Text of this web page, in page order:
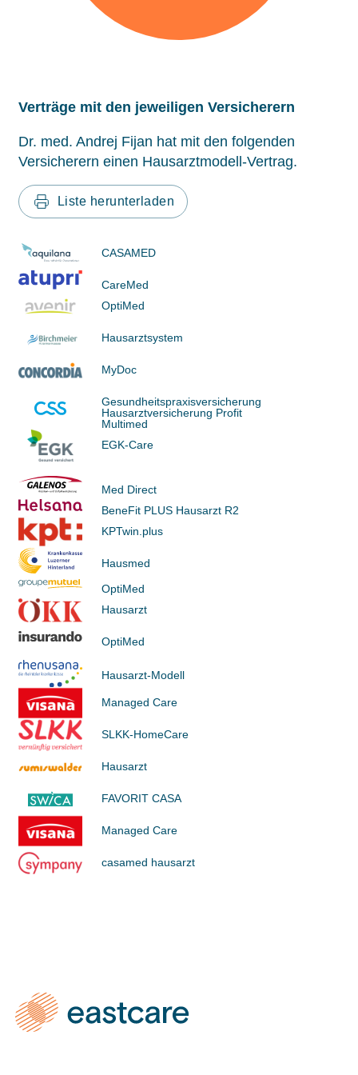
Verträge mit den jeweiligen Versicherern
Dr. med. Andrej Fijan hat mit den folgenden
Versicherern einen Hausarztmodell-Vertrag.
Liste herunterladen
CASAMED
CareMed
OptiMed
Hausarztsystem
MyDoc
Gesundheitspraxisversicherung
Hausarztversicherung Profit
Multimed
EGK-Care
Med Direct
BeneFit PLUS Hausarzt R2
KPTwin.plus
Hausmed
OptiMed
Hausarzt
OptiMed
Hausarzt-Modell
Managed Care
SLKK-HomeCare
Hausarzt
FAVORIT CASA
Managed Care
casamed hausarzt